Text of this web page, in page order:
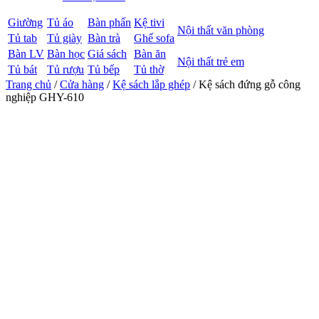
Giường Tủ áo Bàn phấn Kệ tivi
Nội thất văn phòng
Tủ tab Tủ giày Bàn trà
Ghế sofa
Bàn LV Bàn học Giá sách Bàn ăn
Nội thất trẻ em
Tủ bát Tủ rượu Tủ bếp
Tủ thờ
Trang chủ /Cửa hàng /Kệ sách lắp ghép / Kệ sách đứng gỗ công
nghiệp GHY-610